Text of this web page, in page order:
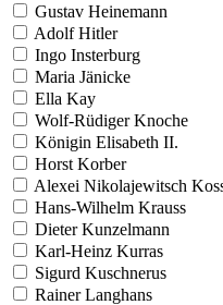
Gustav Heinemann
Adolf Hitler
Ingo Insterburg
Maria Jänicke
Ella Kay
Wolf-Rüdiger Knoche
Königin Elisabeth II.
Horst Korber
Alexei Nikolajewitsch
Hans-Wilhelm Krauss
Dieter Kunzelmann
Karl-Heinz Kurras
Sigurd Kuschnerus
Rainer Langhans